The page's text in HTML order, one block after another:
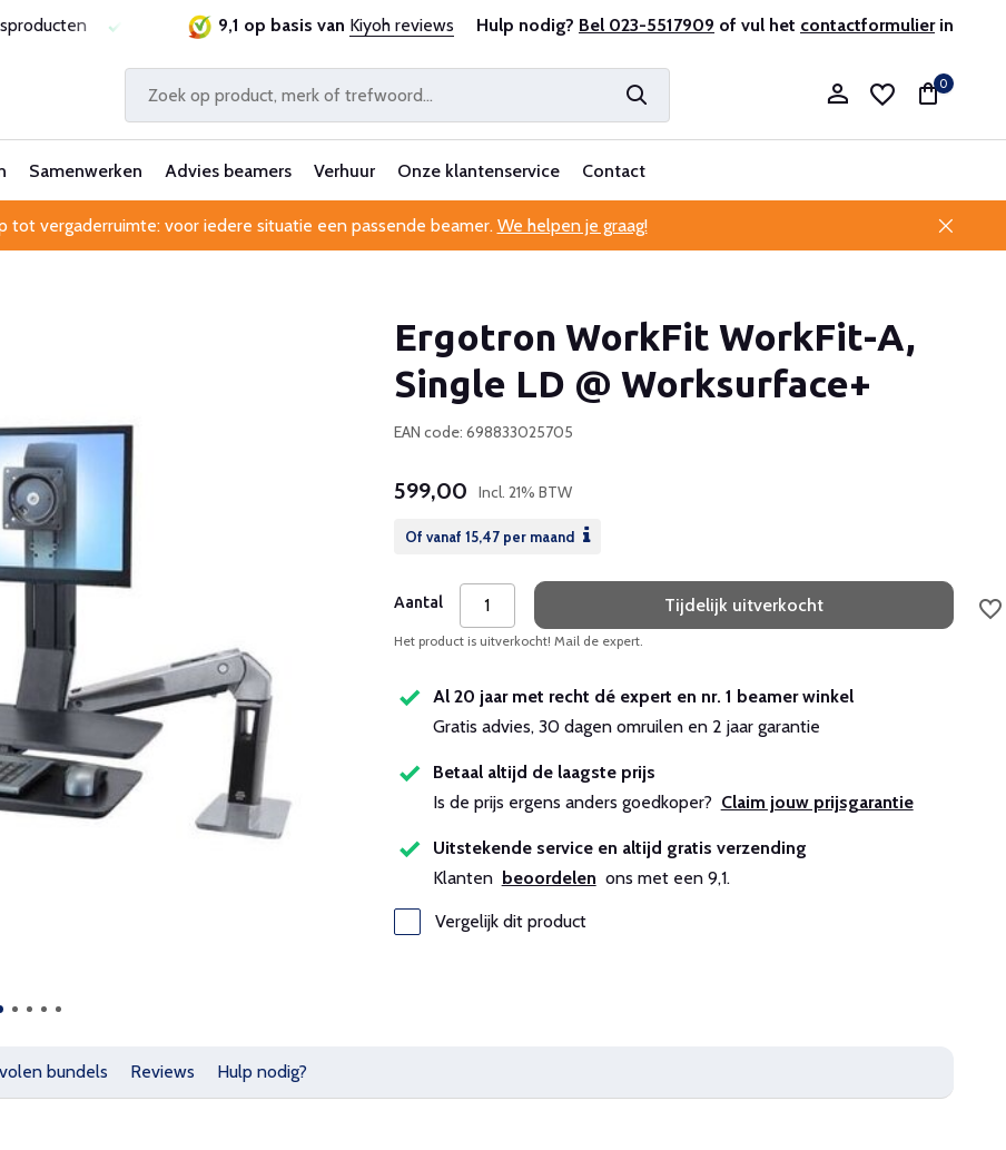
Laagste prijsgarantie Al 25 jaar betrouwbaar en ervaren Professionele klantenservice
9,1 op basis van Kiyoh reviews Hulp nodig? Bel 023-5517909 of vul het contactformulierin
Account aanmaken
0
Samenwerken Advies beamers Verhuur Onze klantenservice Contact
tot vergaderruimte: voor iedere situatie een passende beamer. We helpen je graag!
Ergotron WorkFit WorkFit-A,
Single LD @ Worksurface+
EAN code: 698833025705
599,00 Incl. 21% BTW
Of vanaf 15,47per maand
Aantal Tijdelijk uitverkocht
Het product is uitverkocht! Mail de expert.
Al 20 jaar met recht dé expert en nr. 1 beamer winkel
Gratis advies, 30 dagen omruilen en 2 jaar garantie
Betaal altijd de laagste prijs
Is de prijs ergens anders goedkoper? Claim jouw prijsgarantie
Uitstekende service en altijd gratis verzending
Klanten beoordelen ons met een 9,1.
Vergelijk dit product
bundels Reviews Hulp nodig?